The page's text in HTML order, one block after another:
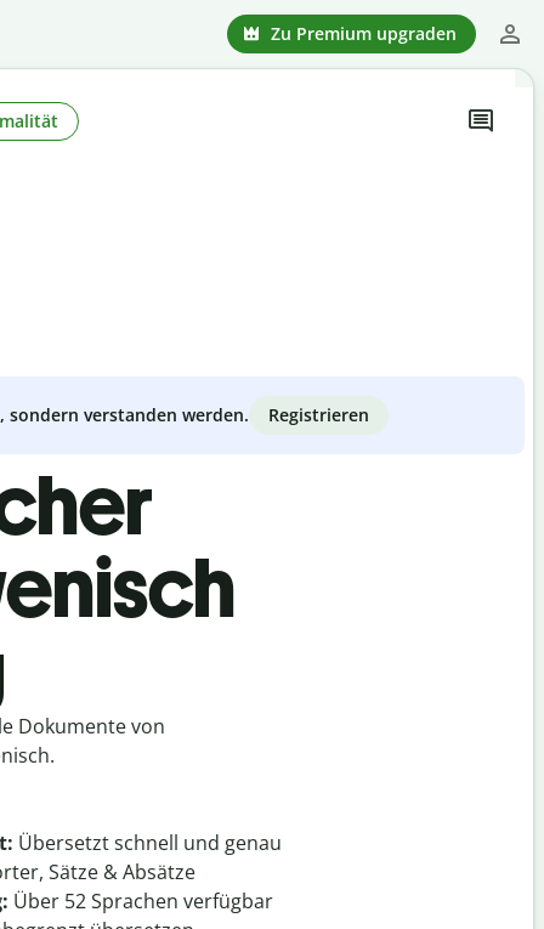
Zu Premium upgraden
verstanden werden. Registrieren
Dokumente von
Übersetzt schnell und genau
Sätze & Absätze
Über 52Sprachen verfügbar